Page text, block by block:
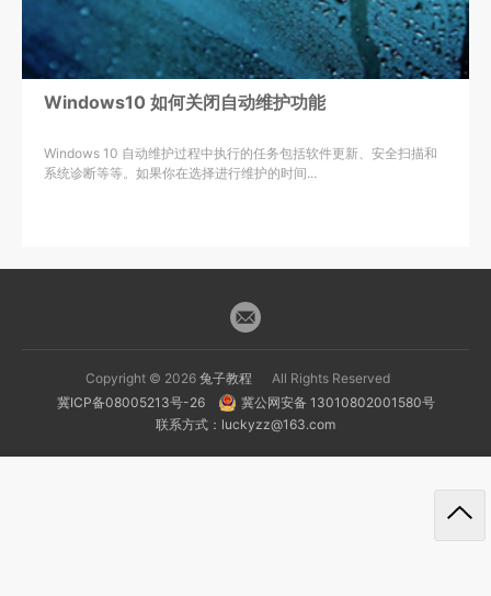
Windows10 如何关闭自动维护功能
Windows 10 自动维护过程中执行的任务包括软件更新、安全扫描和
系统诊断等等。如果你在选择进行维护的时间...
Copyright © 2026 兔子教程
All Rights Reserved
冀ICP备08005213号-26
冀公网安备 13010802001580号
联系方式：luckyzz@163.com